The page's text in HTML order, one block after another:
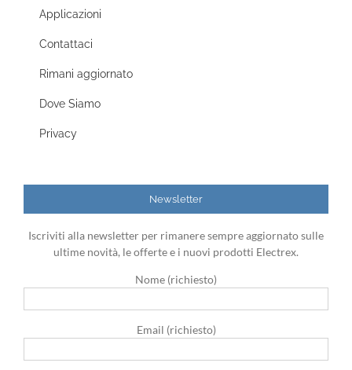
Applicazioni
Contattaci
Rimani aggiornato
Dove Siamo
Privacy
Newsletter
Iscriviti alla newsletter per rimanere sempre aggiornato sulle
ultime novità, le offerte e i nuovi prodotti Electrex.
Nome (richiesto)
Email (richiesto)